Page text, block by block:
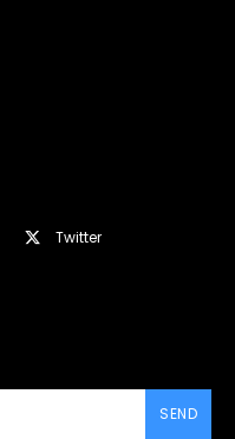
Twitter
SEND